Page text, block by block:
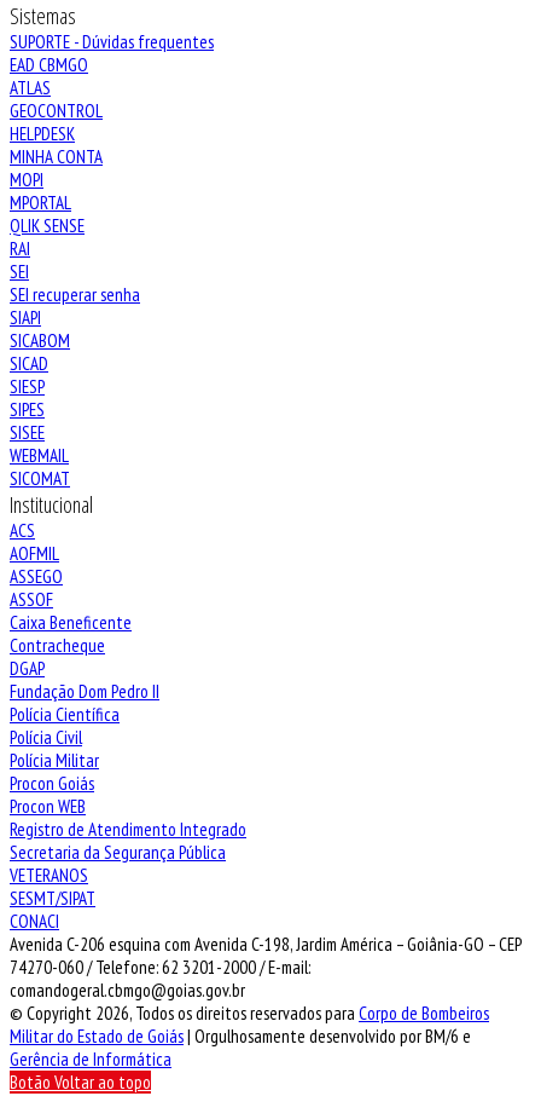
Sistemas
SUPORTE - Dúvidas frequentes
EAD CBMGO
ATLAS
GEOCONTROL
HELPDESK
MINHA CONTA
MOPI
MPORTAL
QLIK SENSE
RAI
SEI
SEI recuperar senha
SIAPI
SICABOM
SICAD
SIESP
SIPES
SISEE
WEBMAIL
SICOMAT
Institucional
ACS
AOFMIL
ASSEGO
ASSOF
Caixa Beneficente
Contracheque
DGAP
Fundação Dom Pedro II
Polícia Científica
Polícia Civil
Polícia Militar
Procon Goiás
Procon WEB
Registro de Atendimento Integrado
Secretaria da Segurança Pública
VETERANOS
SESMT/SIPAT
CONACI
Avenida C-206 esquina com Avenida C-198, Jardim América – Goiânia-GO – CEP
74270-060 / Telefone: 62 3201-2000 / E-mail:
comandogeral.cbmgo@goias.gov.br
© Copyright 2026, Todos os direitos reservados para Corpo de Bombeiros
Militar do Estado de Goiás| Orgulhosamente desenvolvido por BM/6 e
Gerência de Informática
Botão Voltar ao topo